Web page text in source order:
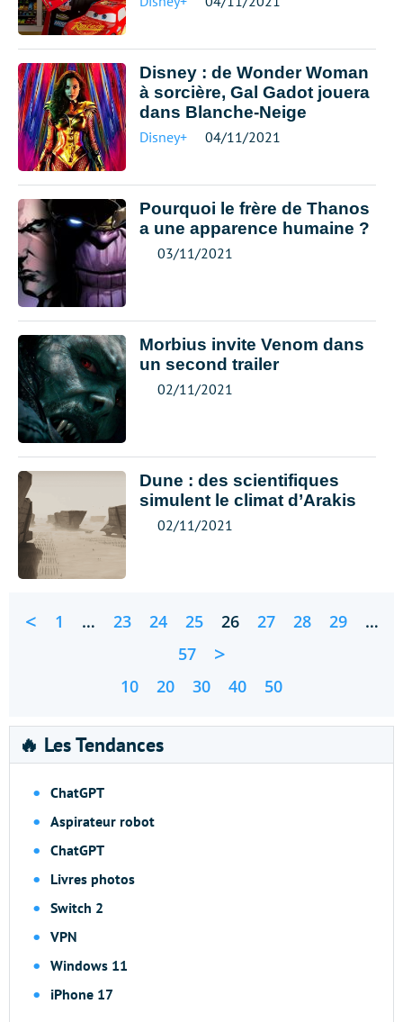
Disney : de Wonder Woman
à sorcière, Gal Gadot jouera
dans Blanche-Neige
Disney+ 04/11/2021
Pourquoi le frère de Thanos
a une apparence humaine ?
03/11/2021
Morbius invite Venom dans
un second trailer
02/11/2021
Dune : des scientifiques
simulent le climat d’Arakis
02/11/2021
< 1 … 23 24 25 26 27 28 29
…
57
>
10 20 30 40 50
🔥 Les Tendances
ChatGPT
Aspirateur robot
ChatGPT
Livres photos
Switch 2
VPN
Windows 11
iPhone 17